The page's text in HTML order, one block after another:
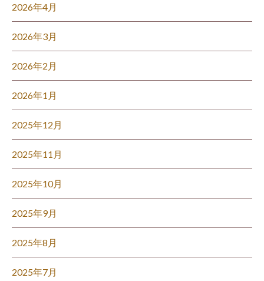
2026年4月
2026年3月
2026年2月
2026年1月
2025年12月
2025年11月
2025年10月
2025年9月
2025年8月
2025年7月